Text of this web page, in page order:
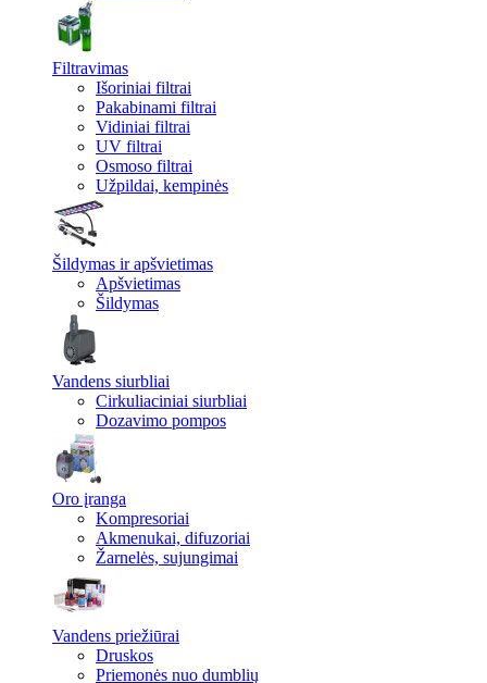
Filtravimas
Išoriniai filtrai
Pakabinami filtrai
Vidiniai filtrai
UV filtrai
Osmoso filtrai
Užpildai, kempinės
Šildymas ir apšvietimas
Apšvietimas
Šildymas
Vandens siurbliai
Cirkuliaciniai siurbliai
Dozavimo pompos
Oro įranga
Kompresoriai
Akmenukai, difuzoriai
Žarnelės, sujungimai
Vandens priežiūrai
Druskos
Priemonės nuo dumblių